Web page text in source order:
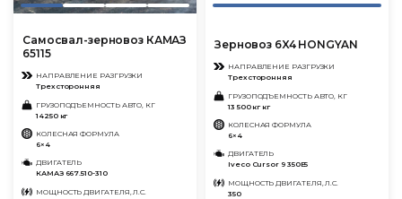
Самосвал-зерновоз КАМАЗ
65115
НАПРАВЛЕНИЕ РАЗГРУЗКИ
Трехсторонняя
ГРУЗОПОДЪЕМНОСТЬ АВТО, КГ
14250 кг
КОЛЕСНАЯ ФОРМУЛА
6×4
ДВИГАТЕЛЬ
КАМАЗ 667.510-310
МОЩНОСТЬ ДВИГАТЕЛЯ, Л.С.
Зерновоз 6X4 HONGYAN
НАПРАВЛЕНИЕ РАЗГРУЗКИ
Трехсторонняя
ГРУЗОПОДЪЕМНОСТЬ АВТО, КГ
13 500 кг кг
КОЛЕСНАЯ ФОРМУЛА
6×4
ДВИГАТЕЛЬ
Iveco Cursor 9 350E5
МОЩНОСТЬ ДВИГАТЕЛЯ, Л.С.
350